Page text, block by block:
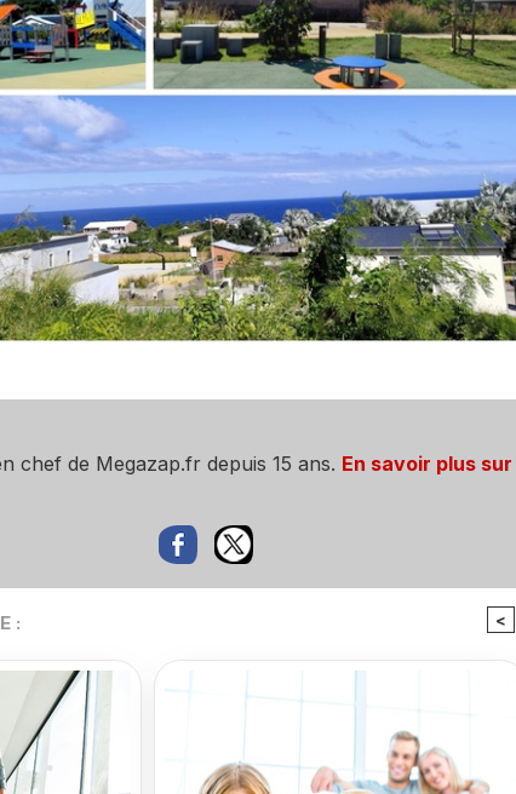
chef de Megazap.fr depuis 15 ans. En savoir plus sur
: <